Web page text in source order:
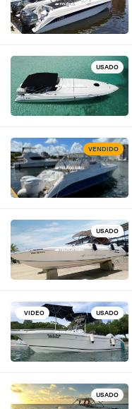
USADO
VENDIDO
USADO
VIDEO USADO
USADO